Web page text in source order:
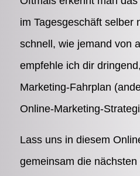
im Tagesgeschäft selber
schnell, wie jemand von
empfehle ich dir
Marketing-Fahrplan
Online-Marketing-
Lass uns in diesem
gemeinsam die